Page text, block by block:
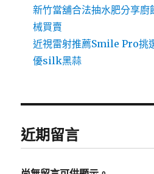
新竹當舖合法抽水肥分享
械買賣
近視雷射推薦Smile Pro挑
優silk黑蒜
近期留言